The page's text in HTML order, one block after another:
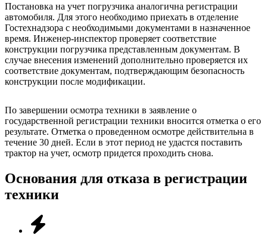
Постановка на учет погрузчика аналогична регистрации
автомобиля. Для этого необходимо приехать в отделение
Гостехнадзора с необходимыми документами в назначенное
время. Инженер-инспектор проверяет соответствие
конструкции погрузчика представленным документам. В
случае внесения изменений дополнительно проверяется их
соответствие документам, подтверждающим безопасность
конструкции после модификации.
По завершении осмотра техники в заявление о
государственной регистрации техники вносится отметка о его
результате. Отметка о проведенном осмотре действительна в
течение 30 дней. Если в этот период не удастся поставить
трактор на учет, осмотр придется проходить снова.
Основания для отказа в регистрации
техники